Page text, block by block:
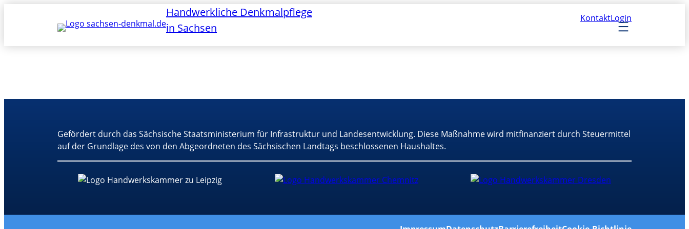
KontaktLogin
Handwerkliche Denkmalpflege
in Sachsen
Gefördert durch das Sächsische Staatsministerium für Infrastruktur und Landesentwicklung. Diese Maßnahme wird mitfinanziert durch Steuermittel
auf der Grundlage des von den Abgeordneten des Sächsischen Landtags beschlossenen Haushaltes.